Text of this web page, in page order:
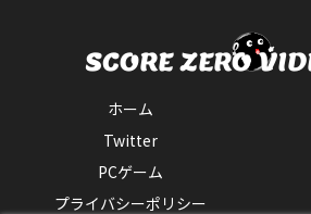
ホーム
Twitter
PCゲーム
プライバシーポリシー